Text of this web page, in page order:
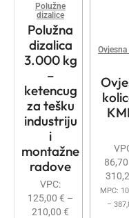
Polužne
dizalice
Polužna
dizalica
3.000 kg
–
ketencug
za tešku
industriju
i
montažne
radove
VPC:
125,00 € –
210,00 €
86,70
MPC:
–